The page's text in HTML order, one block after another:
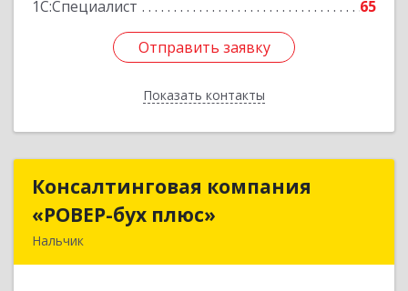
1С:Специалист
65
Отправить заявку
Показать контакты
Отправить заявку
Назад
Консалтинговая компания
«РОВЕР-бух плюс»
Нальчик
Консалтинговая компания
«РОВЕР-бух плюс»